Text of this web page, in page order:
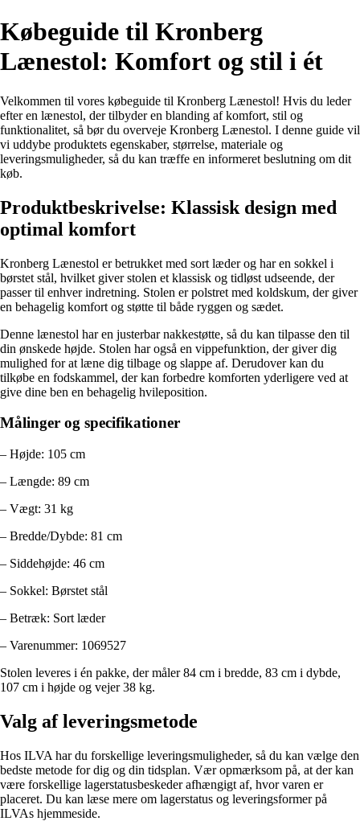
Købeguide til Kronberg
Lænestol: Komfort og stil i ét
Velkommen til vores købeguide til Kronberg Lænestol! Hvis du leder
efter en lænestol, der tilbyder en blanding af komfort, stil og
funktionalitet, så bør du overveje Kronberg Lænestol. I denne guide vil
vi uddybe produktets egenskaber, størrelse, materiale og
leveringsmuligheder, så du kan træffe en informeret beslutning om dit
køb.
Produktbeskrivelse: Klassisk design med
optimal komfort
Kronberg Lænestol er betrukket med sort læder og har en sokkel i
børstet stål, hvilket giver stolen et klassisk og tidløst udseende, der
passer til enhver indretning. Stolen er polstret med koldskum, der giver
en behagelig komfort og støtte til både ryggen og sædet.
Denne lænestol har en justerbar nakkestøtte, så du kan tilpasse den til
din ønskede højde. Stolen har også en vippefunktion, der giver dig
mulighed for at læne dig tilbage og slappe af. Derudover kan du
tilkøbe en fodskammel, der kan forbedre komforten yderligere ved at
give dine ben en behagelig hvileposition.
Målinger og specifikationer
– Højde: 105 cm
– Længde: 89 cm
– Vægt: 31 kg
– Bredde/Dybde: 81 cm
– Siddehøjde: 46 cm
– Sokkel: Børstet stål
– Betræk: Sort læder
– Varenummer: 1069527
Stolen leveres i én pakke, der måler 84 cm i bredde, 83 cm i dybde,
107 cm i højde og vejer 38 kg.
Valg af leveringsmetode
Hos ILVA har du forskellige leveringsmuligheder, så du kan vælge den
bedste metode for dig og din tidsplan. Vær opmærksom på, at der kan
være forskellige lagerstatusbeskeder afhængigt af, hvor varen er
placeret. Du kan læse mere om lagerstatus og leveringsformer på
ILVAs hjemmeside.